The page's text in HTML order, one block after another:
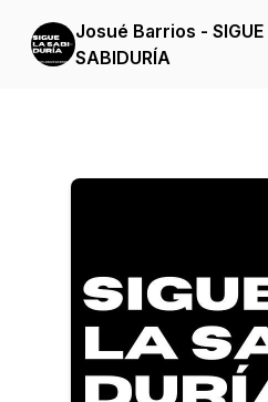
Josué Barrios - SIGUE
SABIDURÍA